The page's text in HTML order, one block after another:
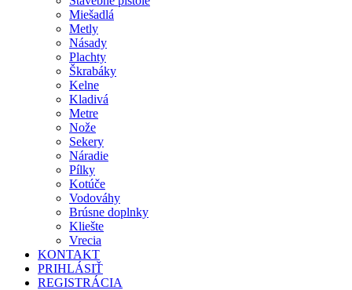
Miešadlá
Metly
Násady
Plachty
Škrabáky
Kelne
Kladivá
Metre
Nože
Sekery
Náradie
Pílky
Kotúče
Vodováhy
Brúsne doplnky
Kliešte
Vrecia
KONTAKT
PRIHLÁSIŤ
REGISTRÁCIA